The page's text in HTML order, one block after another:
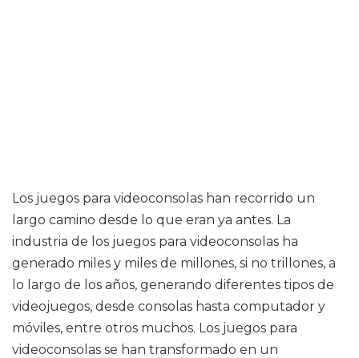
Los juegos para videoconsolas han recorrido un
largo camino desde lo que eran ya antes. La
industria de los juegos para videoconsolas ha
generado miles y miles de millones, si no trillones, a
lo largo de los años, generando diferentes tipos de
videojuegos, desde consolas hasta computador y
móviles, entre otros muchos. Los juegos para
videoconsolas se han transformado en un